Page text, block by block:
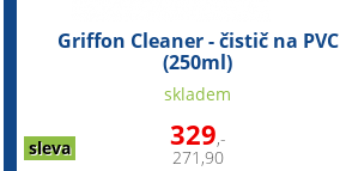
Griffon Cleaner - čistič na PVC
(250ml)
sleva
skladem
329,-
271,90